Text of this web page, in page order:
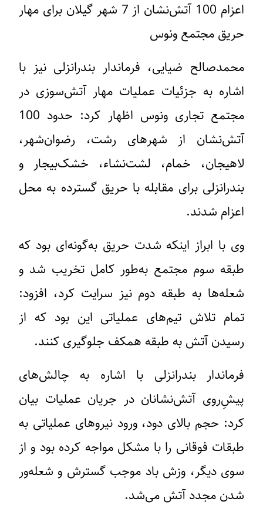
اعزام 100 آتش‌نشان از 7 شهر گیلان برای مهار
حریق مجتمع ونوس
محمدصالح ضیایی، فرماندار بندرانزلی نیز با
اشاره به جزئیات عملیات مهار آتش‌سوزی در
مجتمع تجاری ونوس اظهار کرد: حدود 100
آتش‌نشان از شهرهای رشت، رضوان‌شهر،
لاهیجان، خمام، لشت‌نشاء، خشک‌بیجار و
بندرانزلی برای مقابله با حریق گسترده به محل
اعزام شدند.
وی با ابراز اینکه شدت حریق به‌گونه‌ای بود که
طبقه سوم مجتمع به‌طور کامل تخریب شد و
شعله‌ها به طبقه دوم نیز سرایت کرد، افزود:
تمام تلاش تیم‌های عملیاتی این بود که از
رسیدن آتش به طبقه همکف جلوگیری کنند.
فرماندار بندرانزلی با اشاره به چالش‌های
پیش‌ِروی آتش‌نشانان در جریان عملیات بیان
کرد: حجم بالای دود، ورود نیروهای عملیاتی به
طبقات فوقانی را با مشکل مواجه کرده بود و از
سوی دیگر، وزش باد موجب گسترش و شعله‌ور
شدن مجدد آتش می‌شد.